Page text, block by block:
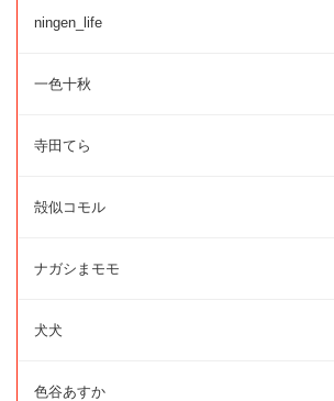
ningen_life
一色十秋
寺田てら
殻似コモル
ナガシまモモ
犬犬
色谷あすか